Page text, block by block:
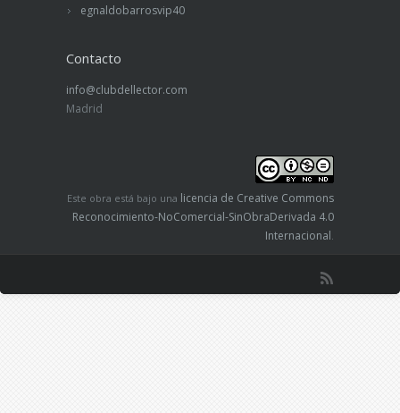
egnaldobarrosvip40
Contacto
info@clubdellector.com
Madrid
Este obra está bajo una licencia de Creative Commons
Reconocimiento-NoComercial-SinObraDerivada 4.0
Internacional